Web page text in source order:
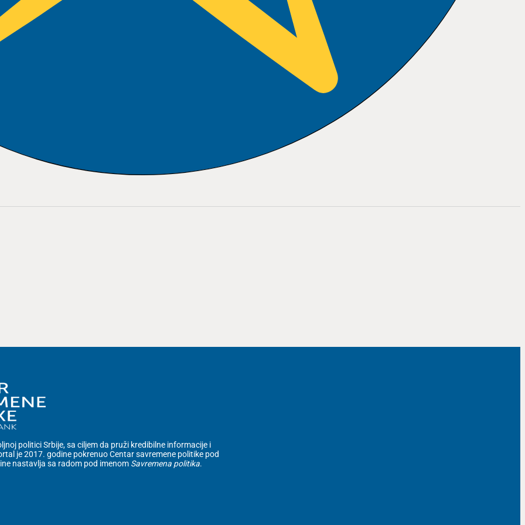
politici Srbije, sa ciljem da pruži kredibilne informacije i
je 2017. godine pokrenuo Centar savremene politike pod
nastavlja sa radom pod imenom Savremena politika.